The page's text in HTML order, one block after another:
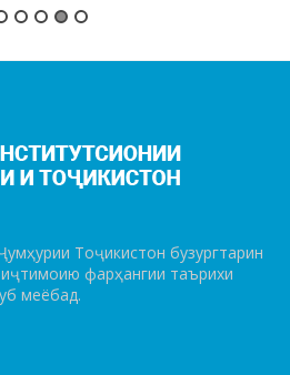
Тоҷикистон бузургтарин
иҷтимоию фарҳангии таърихи
меёбад.